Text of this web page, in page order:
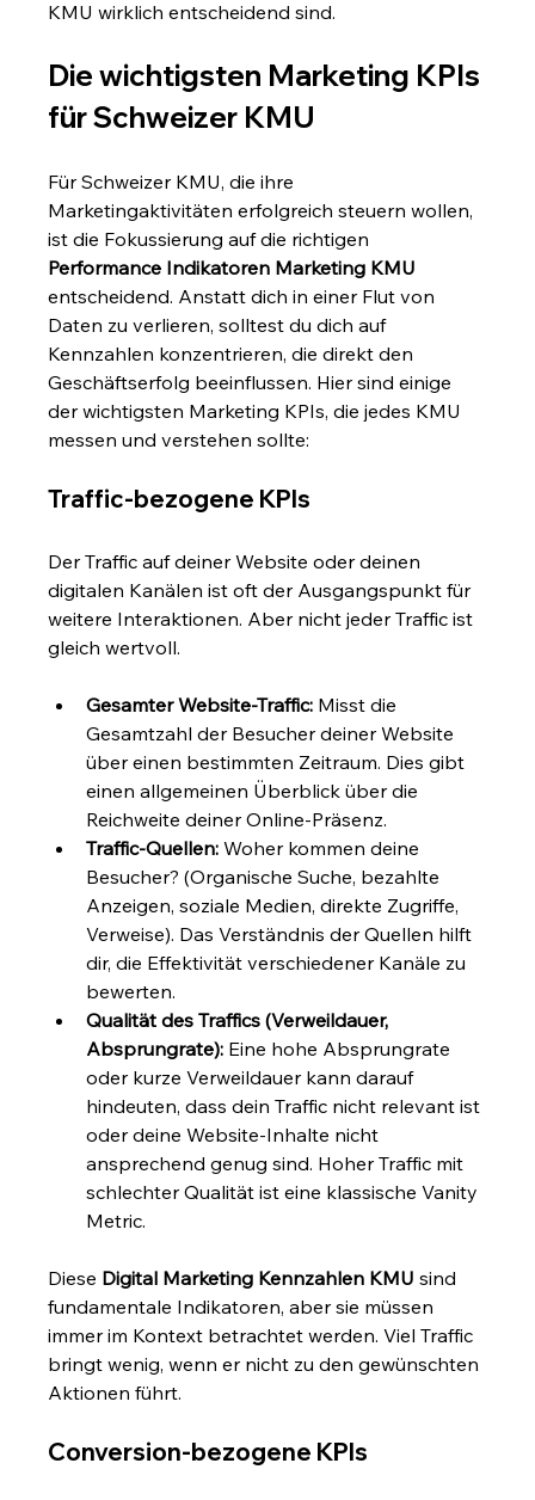
KMU wirklich entscheidend sind.
Die wichtigsten Marketing KPIs
für Schweizer KMU
Für Schweizer KMU, die ihre
Marketingaktivitäten erfolgreich steuern wollen,
ist die Fokussierung auf die richtigen
Performance Indikatoren Marketing KMU
entscheidend. Anstatt dich in einer Flut von
Daten zu verlieren, solltest du dich auf
Kennzahlen konzentrieren, die direkt den
Geschäftserfolg beeinflussen. Hier sind einige
der wichtigsten Marketing KPIs, die jedes KMU
messen und verstehen sollte:
Traffic-bezogene KPIs
Der Traffic auf deiner Website oder deinen
digitalen Kanälen ist oft der Ausgangspunkt für
weitere Interaktionen. Aber nicht jeder Traffic ist
gleich wertvoll.
Gesamter Website-Traffic: Misst die
Gesamtzahl der Besucher deiner Website
über einen bestimmten Zeitraum. Dies gibt
einen allgemeinen Überblick über die
Reichweite deiner Online-Präsenz.
Traffic-Quellen: Woher kommen deine
Besucher? (Organische Suche, bezahlte
Anzeigen, soziale Medien, direkte Zugriffe,
Verweise). Das Verständnis der Quellen hilft
dir, die Effektivität verschiedener Kanäle zu
bewerten.
Qualität des Traffics (Verweildauer,
Absprungrate): Eine hohe Absprungrate
oder kurze Verweildauer kann darauf
hindeuten, dass dein Traffic nicht relevant ist
oder deine Website-Inhalte nicht
ansprechend genug sind. Hoher Traffic mit
schlechter Qualität ist eine klassische Vanity
Metric.
Diese Digital Marketing Kennzahlen KMU sind
fundamentale Indikatoren, aber sie müssen
immer im Kontext betrachtet werden. Viel Traffic
bringt wenig, wenn er nicht zu den gewünschten
Aktionen führt.
Conversion-bezogene KPIs